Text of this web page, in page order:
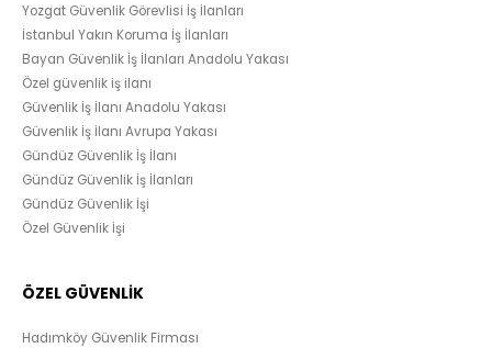
Yozgat Güvenlik Görevlisi İş İlanları
İstanbul Yakın Koruma İş İlanları
Bayan Güvenlik İş İlanları Anadolu Yakası
Özel güvenlik iş ilanı
Güvenlik İş İlanı Anadolu Yakası
Güvenlik İş İlanı Avrupa Yakası
Gündüz Güvenlik İş İlanı
Gündüz Güvenlik İş İlanları
Gündüz Güvenlik İşi
Özel Güvenlik İşi
ÖZEL GÜVENLİK
Hadımköy Güvenlik Firması